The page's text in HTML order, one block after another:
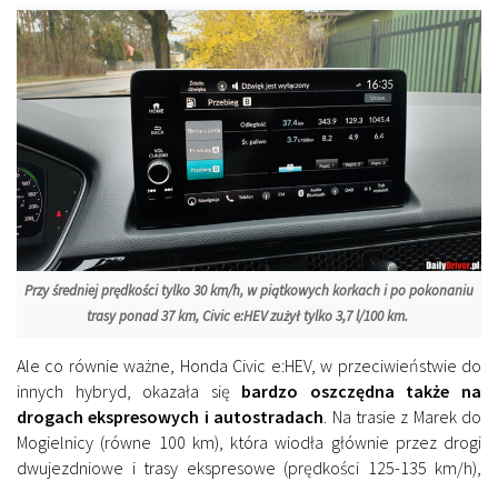
Przy średniej prędkości tylko 30 km/h, w piątkowych korkach i po pokonaniu
trasy ponad 37 km, Civic e:HEV zużył tylko 3,7 l/100 km.
Ale co równie ważne, Honda Civic e:HEV, w przeciwieństwie do
innych hybryd, okazała się bardzo oszczędna także na
drogach ekspresowych i autostradach. Na trasie z Marek do
Mogielnicy (równe 100 km), która wiodła głównie przez drogi
dwujezdniowe i trasy ekspresowe (prędkości 125-135 km/h),